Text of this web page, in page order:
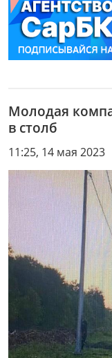
Молодая
в столб
11:25, 14 мая 2023